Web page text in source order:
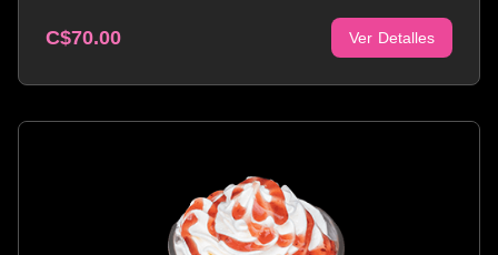
C$70.00 Ver Detalles